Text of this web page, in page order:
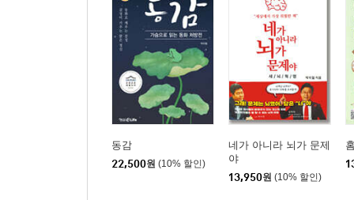
동감
22,500원 (10% 할인)
네가 아니라 뇌가 문제
야
13,950원 (10% 할인)